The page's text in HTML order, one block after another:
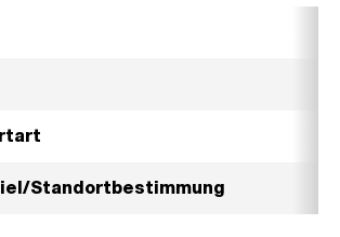
Standortbestimmung